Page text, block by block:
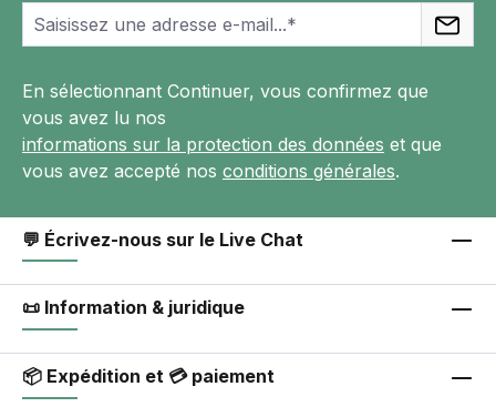
En sélectionnant Continuer, vous confirmez que
vous avez lu nos
informations sur la protection des données et que
vous avez accepté nos conditions générales.
💬 Écrivez-nous sur le Live Chat
📜 Information & juridique
📦 Expédition et 💳 paiement